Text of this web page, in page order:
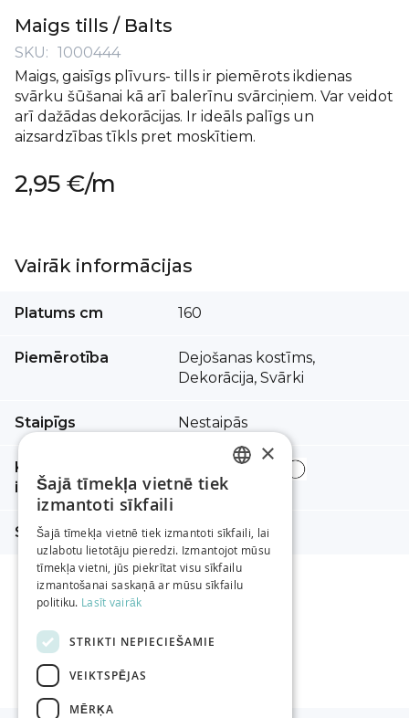
Maigs tills / Balts
SKU
1000444
Maigs, gaisīgs plīvurs- tills ir piemērots ikdienas
svārku šūšanai kā arī balerīnu svārciņiem. Var veidot
arī dažādas dekorācijas. Ir ideāls palīgs un
aizsardzības tīkls pret moskītiem.
2,95 €/m
uz
galerijas
sākumu
Vairāk informācijas
informācijas
Platums cm 160
Piemērotība
Dejošanas kostīms,
Dekorācija, Svārki
Staipīgs Nestaipās
Kopšanas
instrukcija
Sastāvs 100% neilons
ENGLISH
×
Šajā tīmekļa vietnē tiek
izmantoti sīkfaili
Šajā tīmekļa vietnē tiek izmantoti sīkfaili, lai
uzlabotu lietotāju pieredzi. Izmantojot mūsu
tīmekļa vietni, jūs piekrītat visu sīkfailu
izmantošanai saskaņā ar mūsu sīkfailu
politiku. Lasīt vairāk
STRIKTI NEPIECIEŠAMIE
VEIKTSPĒJAS
MĒRĶA